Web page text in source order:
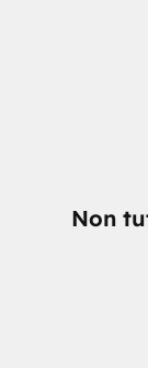
Non